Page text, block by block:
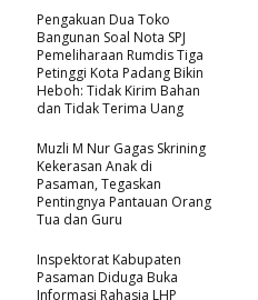
Pengakuan Dua Toko
Bangunan Soal Nota SPJ
Pemeliharaan Rumdis Tiga
Petinggi Kota Padang Bikin
Heboh: Tidak Kirim Bahan
dan Tidak Terima Uang
Muzli M Nur Gagas Skrining
Kekerasan Anak di
Pasaman, Tegaskan
Pentingnya Pantauan Orang
Tua dan Guru
Inspektorat Kabupaten
Pasaman Diduga Buka
Informasi Rahasia LHP